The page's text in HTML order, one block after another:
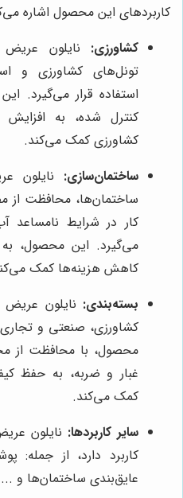
کاربردهای این محصول اشاره
کشاورزی: نایلون
تونل‌های کشاورزی و
استفاده قرار می‌گیرد.
کنترل شده، به
کشاورزی کمک می‌کند.
ساختمان‌سازی: نایلون
ساختمان‌ها، محافظت از
کار در شرایط نامساعد
می‌گیرد. این محصول،
کاهش هزینه‌ها کمک
بسته‌بندی: نایلون
کشاورزی، صنعتی و تجاری
محصول، با محافظت از
غبار و ضربه، به حفظ
کمک می‌کند.
سایر کاربردها: نایلون
کاربرد دارد، از
عایق‌بندی ساختمان‌ها و ...